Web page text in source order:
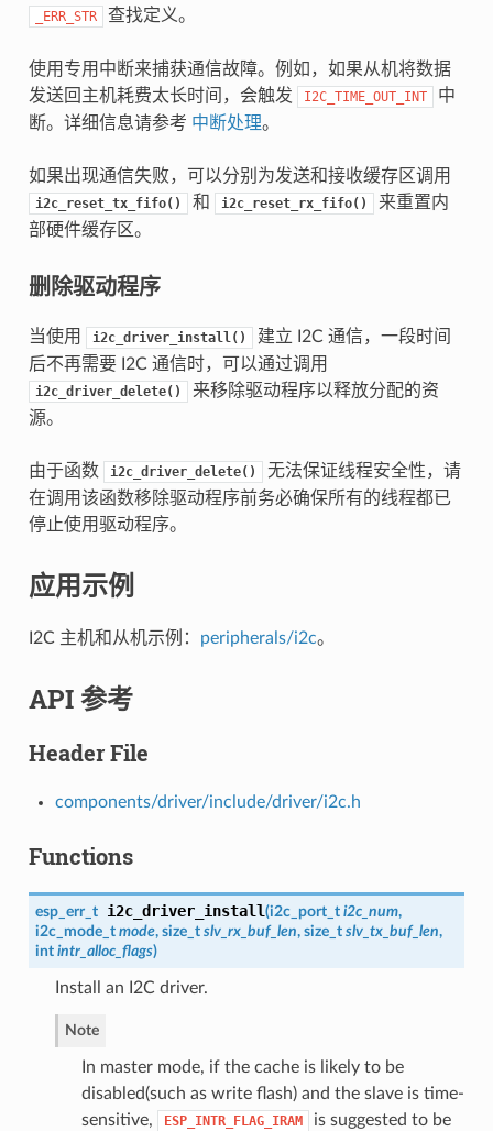
_ERR_STR 查找定义。
使用专用中断来捕获通信故障。例如，如果从机将数据
发送回主机耗费太长时间，会触发
I2C_TIME_OUT_INT
中
断。详细信息请参考 中断处理。
如果出现通信失败，可以分别为发送和接收缓存区调用
i2c_reset_tx_fifo() 和 i2c_reset_rx_fifo()
来重置内
部硬件缓存区。
删除驱动程序
当使用 i2c_driver_install()
建立 I2C 通信，一段时间
后不再需要 I2C 通信时，可以通过调用
i2c_driver_delete()
来移除驱动程序以释放分配的资
源。
由于函数 i2c_driver_delete()
无法保证线程安全性，请
在调用该函数移除驱动程序前务必确保所有的线程都已
停止使用驱动程序。
应用示例
I2C 主机和从机示例： peripherals/i2c。
API 参考
Header File
components/driver/include/driver/i2c.h
Functions
esp_err_t i2c_driver_install(i2c_port_t i2c_num,
i2c_mode_t mode, size_t slv_rx_buf_len, size_t slv_tx_buf_len,
int intr_alloc_flags)
Install an I2C driver.
Note
In master mode, if the cache is likely to be
disabled(such as write flash) and the slave is time-
sensitive,
ESP_INTR_FLAG_IRAM
is suggested to be